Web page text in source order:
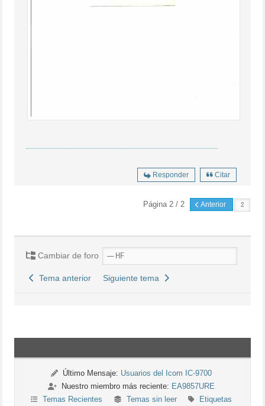
Responder Citar
Página 2 / 2 Anterior
Cambiar de foro
Tema anterior Siguiente tema
Último Mensaje: Usuarios del Icom IC-9700
Nuestro miembro más reciente: EA9857URE
Temas Recientes
Temas sin leer Etiquetas